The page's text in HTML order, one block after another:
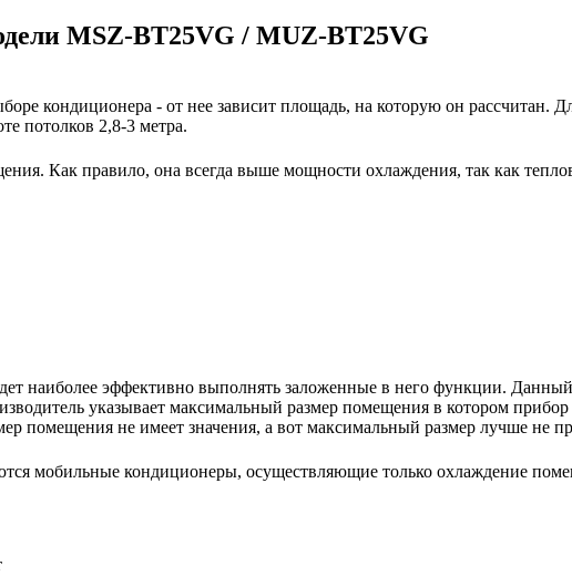
MSZ-BT25VG / MUZ-BT25VG
кондиционера - от нее зависит площадь, на которую он рассчитан.
потолков 2,8-3 метра.
Как правило, она всегда выше мощности охлаждения, так как
наиболее эффективно выполнять заложенные в него функции. Данный
указывает максимальный размер помещения в котором прибор
помещения не имеет значения, а вот максимальный размер лучше не
мобильные кондиционеры, осуществляющие только охлаждение